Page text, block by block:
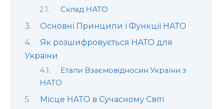
Склад НАТО
Основні Принципи і Функції НАТО
Як розшифровується НАТО для
України
Етапи Взаємовідносин України з
НАТО
Місце НАТО в Сучасному Світі